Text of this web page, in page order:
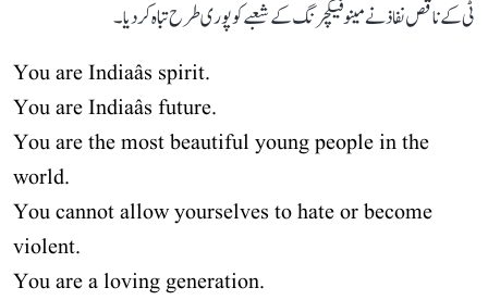
ٹی کے ناقص نفاذ نے مینوفیکچرنگ کے شعبے کو پوری طرح تباہ کر دیا۔
You are Indiaâs spirit.
You are Indiaâs future.
You are the most beautiful young people in the
world.
You cannot allow yourselves to hate or become
violent.
You are a loving generation.